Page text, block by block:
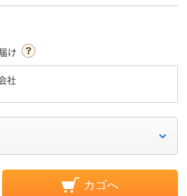
け
社
カゴへ